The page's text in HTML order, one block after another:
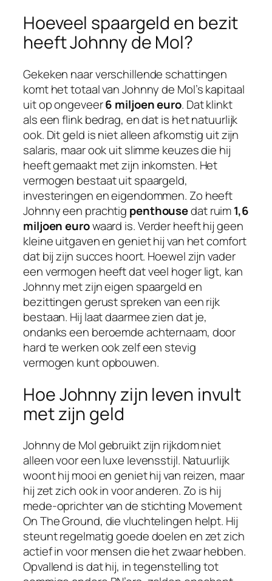
Hoeveel spaargeld en bezit
heeft Johnny de Mol?
Gekeken naar verschillende schattingen
komt het totaal van Johnny de Mol’s kapitaal
uit op ongeveer6 miljoen euro. Dat klinkt
als een flink bedrag, en dat is het natuurlijk
ook. Dit geld is niet alleen afkomstig uit zijn
salaris, maar ook uit slimme keuzes die hij
heeft gemaakt met zijn inkomsten. Het
vermogen bestaat uit spaargeld,
investeringen en eigendommen. Zo heeft
Johnny een prachtig penthousedat ruim1,6
miljoen eurowaard is. Verder heeft hij geen
kleine uitgaven en geniet hij van het comfort
dat bij zijn succes hoort. Hoewel zijn vader
een vermogen heeft dat veel hoger ligt, kan
Johnny met zijn eigen spaargeld en
bezittingen gerust spreken van een rijk
bestaan. Hij laat daarmee zien dat je,
ondanks een beroemde achternaam, door
hard te werken ook zelf een stevig
vermogen kunt opbouwen.
Hoe Johnny zijn leven invult
met zijn geld
Johnny de Mol gebruikt zijn rijkdom niet
alleen voor een luxe levensstijl. Natuurlijk
woont hij mooi en geniet hij van reizen, maar
hij zet zich ook in voor anderen. Zo is hij
mede-oprichter van de stichting Movement
On The Ground, die vluchtelingen helpt. Hij
steunt regelmatig goede doelen en zet zich
actief in voor mensen die het zwaar hebben.
Opvallend is dat hij, in tegenstelling tot